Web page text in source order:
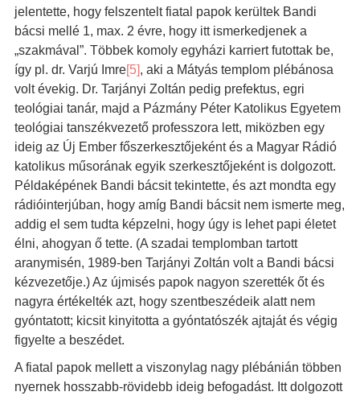
jelentette, hogy felszentelt fiatal papok kerültek Bandi
bácsi mellé 1, max. 2 évre, hogy itt ismerkedjenek a
„szakmával”. Többek komoly egyházi karriert futottak be,
így pl. dr. Varjú Imre[5], aki a Mátyás templom plébánosa
volt évekig. Dr. Tarjányi Zoltán pedig prefektus, egri
teológiai tanár, majd a Pázmány Péter Katolikus Egyetem
teológiai tanszékvezető professzora lett, miközben egy
ideig az Új Ember főszerkesztőjeként és a Magyar Rádió
katolikus műsorának egyik szerkesztőjeként is dolgozott.
Példaképének Bandi bácsit tekintette, és azt mondta egy
rádióinterjúban, hogy amíg Bandi bácsit nem ismerte meg,
addig el sem tudta képzelni, hogy úgy is lehet papi életet
élni, ahogyan ő tette. (A szadai templomban tartott
aranymisén, 1989-ben Tarjányi Zoltán volt a Bandi bácsi
kézvezetője.) Az újmisés papok nagyon szerették őt és
nagyra értékelték azt, hogy szentbeszédeik alatt nem
gyóntatott; kicsit kinyitotta a gyóntatószék ajtaját és végig
figyelte a beszédet.
A fiatal papok mellett a viszonylag nagy plébánián többen
nyernek hosszabb-rövidebb ideig befogadást. Itt dolgozott